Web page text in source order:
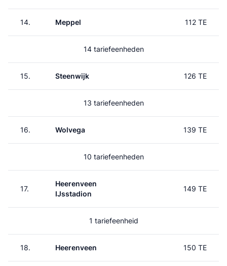
14. Meppel 112 TE
14 tariefeenheden
15. Steenwijk 126 TE
13 tariefeenheden
16. Wolvega 139 TE
10 tariefeenheden
17.
Heerenveen
IJsstadion
149 TE
1 tariefeenheid
18. Heerenveen 150 TE